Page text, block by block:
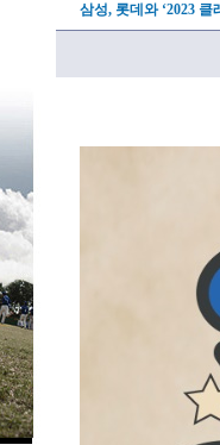
삼성, 롯데와 ‘2023 클